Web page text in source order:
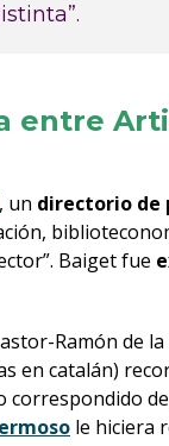
entre
, un directorio de
Baiget fue
Ramón de la
en catalán)
correspondido
le hiciera